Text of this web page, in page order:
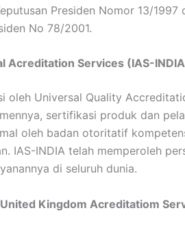
Presiden Nomor 13/
No 78/2001.
Acreditation Services (IAS-
oleh Universal Quality
sertifikasi produk dan
oleh badan otoritatif
IAS-INDIA telah memperoleh
di seluruh dunia.
Kingdom Acreditatiom